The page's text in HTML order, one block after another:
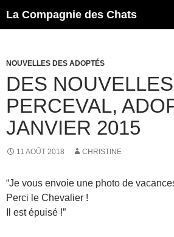
La Compagnie des Chats
NOUVELLES DES ADOPTÉS
DES
PERCEVAL,
JANVIER 2015
11 AOÛT 2018 CHRISTINE
“Je vous envoie une photo de
Perci le Chevalier !
Il est épuisé !”